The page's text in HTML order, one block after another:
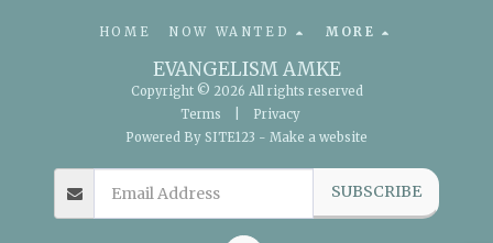
EVANGELISM AMKE
Copyright © 2026 All rights reserved
Terms
Privacy
Powered By SITE123 - Make a website
HOME NOW WANTED MORE
SUBSCRIBE